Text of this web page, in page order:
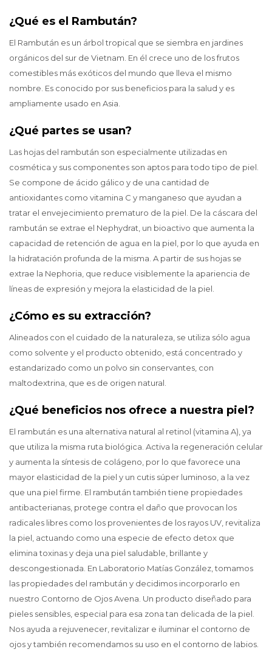
¿Qué es el Rambután?
El Rambután es un árbol tropical que se siembra en jardines
orgánicos del sur de Vietnam. En él crece uno de los frutos
comestibles más exóticos del mundo que lleva el mismo
nombre. Es conocido por sus beneficios para la salud y es
ampliamente usado en Asia.
¿Qué partes se usan?
Las hojas del rambután son especialmente utilizadas en
cosmética y sus componentes son aptos para todo tipo de piel.
Se compone de ácido gálico y de una cantidad de
antioxidantes como vitamina C y manganeso que ayudan a
tratar el envejecimiento prematuro de la piel. De la cáscara del
rambután se extrae el Nephydrat, un bioactivo que aumenta la
capacidad de retención de agua en la piel, por lo que ayuda en
la hidratación profunda de la misma. A partir de sus hojas se
extrae la Nephoria, que reduce visiblemente la apariencia de
líneas de expresión y mejora la elasticidad de la piel.
¿Cómo es su extracción?
Alineados con el cuidado de la naturaleza, se utiliza sólo agua
como solvente y el producto obtenido, está concentrado y
estandarizado como un polvo sin conservantes, con
maltodextrina, que es de origen natural.
¿Qué beneficios nos ofrece a nuestra piel?
El rambután es una alternativa natural al retinol (vitamina A), ya
que utiliza la misma ruta biológica. Activa la regeneración celular
y aumenta la síntesis de colágeno, por lo que favorece una
mayor elasticidad de la piel y un cutis súper luminoso, a la vez
que una piel firme. El rambután también tiene propiedades
antibacterianas, protege contra el daño que provocan los
radicales libres como los provenientes de los rayos UV, revitaliza
la piel, actuando como una especie de efecto detox que
elimina toxinas y deja una piel saludable, brillante y
descongestionada. En Laboratorio Matías González, tomamos
las propiedades del rambután y decidimos incorporarlo en
nuestro Contorno de Ojos Avena. Un producto diseñado para
pieles sensibles, especial para esa zona tan delicada de la piel.
Nos ayuda a rejuvenecer, revitalizar e iluminar el contorno de
ojos y también recomendamos su uso en el contorno de labios.